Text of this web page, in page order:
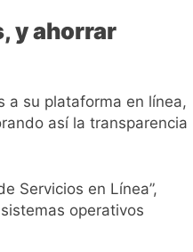
y ahorrar
a su plataforma en línea,
así la transparencia
Servicios en Línea”,
operativos